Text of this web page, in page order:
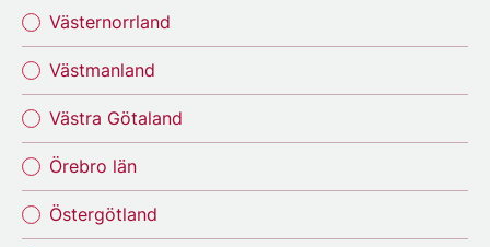
Västernorrland
Västmanland
Västra Götaland
Örebro län
Östergötland